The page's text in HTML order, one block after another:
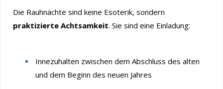
Die Rauhnächte sind keine Esoterik, sondern
praktizierte Achtsamkeit. Sie sind eine Einladung:
Innezuhalten zwischen dem Abschluss des alten
und dem Beginn des neuen Jahres